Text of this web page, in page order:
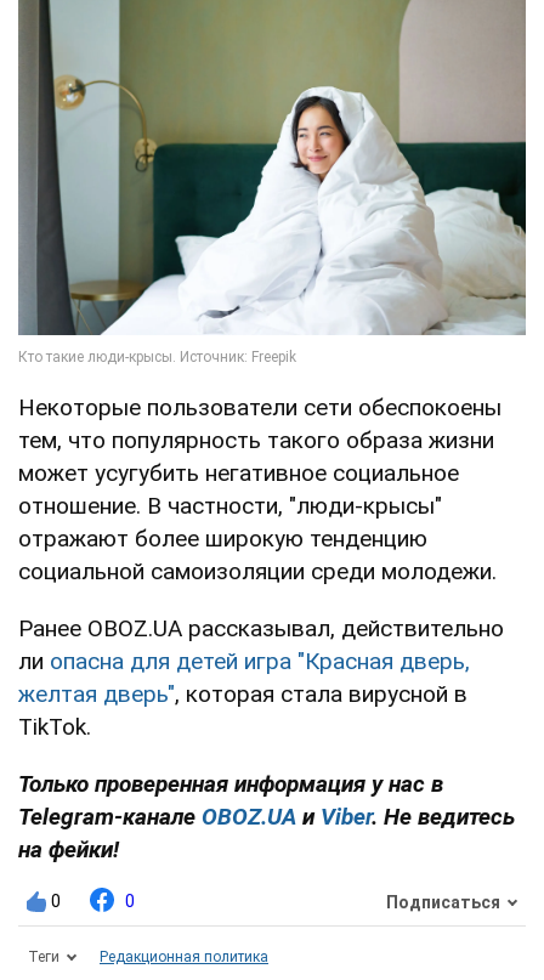
Некоторые пользователи сети обеспокоены
тем, что популярность такого образа жизни
может усугубить негативное социальное
отношение. В частности, "люди-крысы"
отражают более широкую тенденцию
социальной самоизоляции среди молодежи.
Ранее OBOZ.UA рассказывал, действительно
ли опасна для детей игра "Красная дверь,
желтая дверь", которая стала вирусной в
TikTok.
Только проверенная информация у нас в
Telegram-канале OBOZ.UA и Viber. Не ведитесь
на фейки!
0 0 Подписаться
Теги Редакционная политика